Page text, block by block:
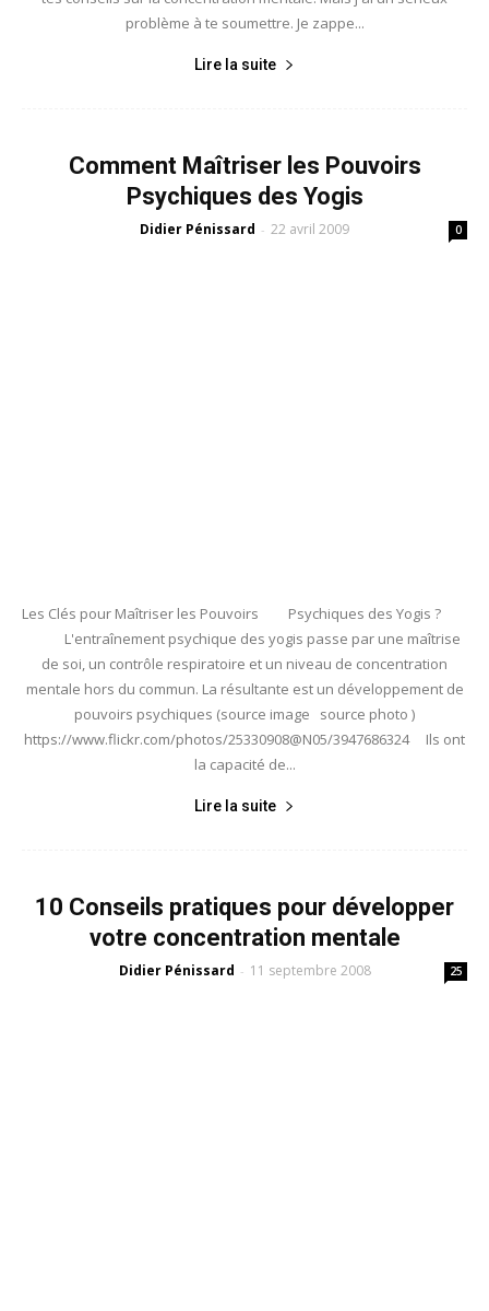
problème à te soumettre. Je zappe...
Lire la suite
Comment Maîtriser les Pouvoirs
Psychiques des Yogis
Didier Pénissard - 22 avril 2009 0
Les Clés pour Maîtriser les Pouvoirs Psychiques des Yogis ?
L'entraînement psychique des yogis passe par une maîtrise
de soi, un contrôle respiratoire et un niveau de concentration
mentale hors du commun. La résultante est un développement de
pouvoirs psychiques (source image source photo )
https://www.flickr.com/photos/25330908@N05/3947686324 Ils ont
la capacité de...
Lire la suite
10 Conseils pratiques pour développer
votre concentration mentale
Didier Pénissard - 11 septembre 2008 25